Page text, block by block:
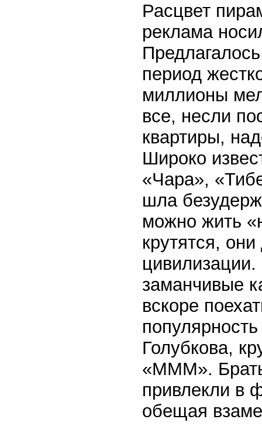
Расцвет
реклама
период
миллионы
все, несли
квартиры,
Широко
«Чара»,
шла
можно жить
крутятся,
заманчивые
вскоре
Голубкова,
«МММ».
привлекли в
обещая